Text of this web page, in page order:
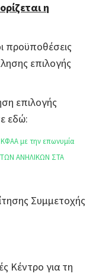
η
προϋποθέσεις
επιλογής
επιλογής
εδώ:
ΚΦΑΑ με την επωνυμία
ΑΝΗΛΙΚΩΝ ΣΤΑ
Συμμετοχής
Κέντρο για τη